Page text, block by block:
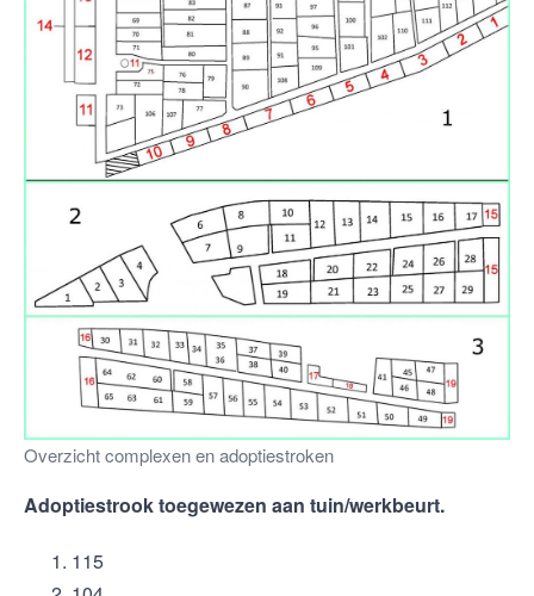
Overzicht complexen en adoptiestroken
Adoptiestrook toegewezen aan tuin/werkbeurt.
115